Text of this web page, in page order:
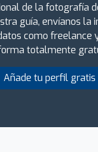
de la fotografía
guía, envíanos la
como freelance
totalmente
Añade tu perfil gratis